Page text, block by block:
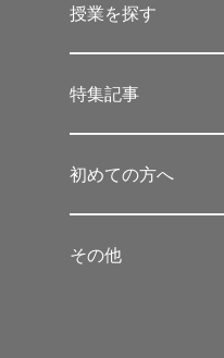
授業を探す
特集記事
初めての方へ
その他